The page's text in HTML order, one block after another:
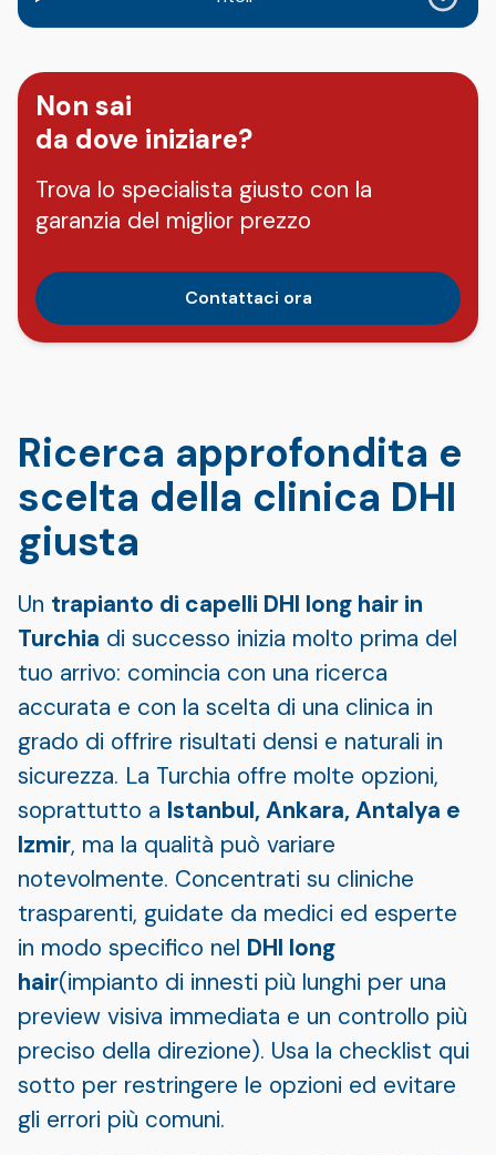
Non sai
da dove iniziare?
Trova lo specialista giusto con la
garanzia del miglior prezzo
Contattaci ora
Ricerca approfondita e
scelta della clinica DHI
giusta
Un trapianto di capelli DHI long hair in
Turchia di successo inizia molto prima del
tuo arrivo: comincia con una ricerca
accurata e con la scelta di una clinica in
grado di offrire risultati densi e naturali in
sicurezza. La Turchia offre molte opzioni,
soprattutto a Istanbul, Ankara, Antalya e
Izmir, ma la qualità può variare
notevolmente. Concentrati su cliniche
trasparenti, guidate da medici ed esperte
in modo specifico nel DHI long
hair(impianto di innesti più lunghi per una
preview visiva immediata e un controllo più
preciso della direzione). Usa la checklist qui
sotto per restringere le opzioni ed evitare
gli errori più comuni.